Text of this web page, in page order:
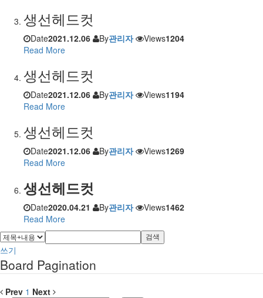
생선헤드컷
Date2021.12.06 By관리자 Views1204
Read More
생선헤드컷
Date2021.12.06 By관리자 Views1194
Read More
생선헤드컷
Date2021.12.06 By관리자 Views1269
Read More
생선헤드컷
Date2020.04.21 By관리자 Views1462
Read More
검색
쓰기
Board Pagination
Prev 1 Next